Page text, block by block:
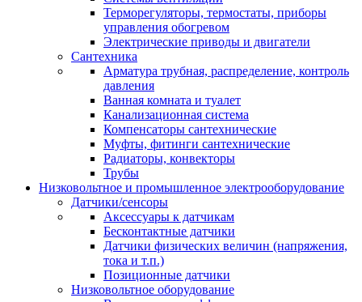
Терморегуляторы, термостаты, приборы
управления обогревом
Электрические приводы и двигатели
Сантехника
Арматура трубная, распределение, контроль
давления
Ванная комната и туалет
Канализационная система
Компенсаторы сантехнические
Муфты, фитинги сантехнические
Радиаторы, конвекторы
Трубы
Низковольтное и промышленное электрооборудование
Датчики/сенсоры
Аксессуары к датчикам
Бесконтактные датчики
Датчики физических величин (напряжения,
тока и т.п.)
Позиционные датчики
Низковольтное оборудование